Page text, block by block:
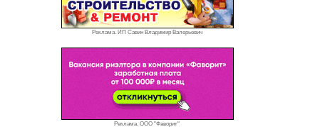
Реклама. ИП Савин Владимир Валерьевич
Реклама. ООО "Фаворит"